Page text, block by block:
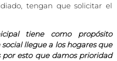
tengan que solicitar el
tiene como propósito
llegue a los hogares que
esto que damos prioridad